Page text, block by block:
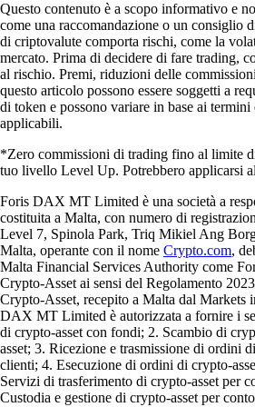
Questo contenuto è a scopo informativo e
come una raccomandazione o un consiglio
di criptovalute comporta rischi, come la
mercato. Prima di decidere di fare trading,
al rischio. Premi, riduzioni delle
questo articolo possono essere soggetti a
di token e possono variare in base ai
applicabili.
*Zero commissioni di trading fino al limite
tuo livello Level Up. Potrebbero applicarsi
Foris DAX MT Limited è una società a
costituita a Malta, con numero di
Level 7, Spinola Park, Triq Mikiel Ang
Malta, operante con il nome Crypto.com,
Malta Financial Services Authority come
Crypto-Asset ai sensi del Regolamento
Crypto-Asset, recepito a Malta dal Markets
DAX MT Limited è autorizzata a fornire i
di crypto-asset con fondi; 2. Scambio di
asset; 3. Ricezione e trasmissione di ordini
clienti; 4. Esecuzione di ordini di crypto-
Servizi di trasferimento di crypto-asset per
Custodia e gestione di crypto-asset per